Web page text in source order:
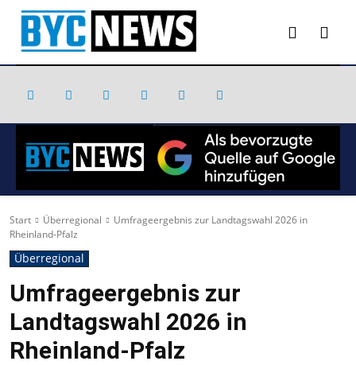
Start Überregional
Umfrageergebnis zur Landtagswahl 2026 in
Rheinland-Pfalz
Überregional
Umfrageergebnis zur
Landtagswahl 2026 in
Rheinland-Pfalz